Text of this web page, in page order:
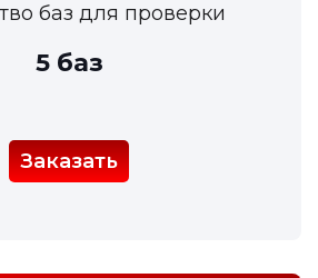
баз для проверки
5 баз
Заказать